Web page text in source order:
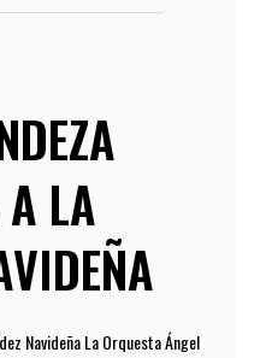
LA
Navideña La Orquesta Ángel